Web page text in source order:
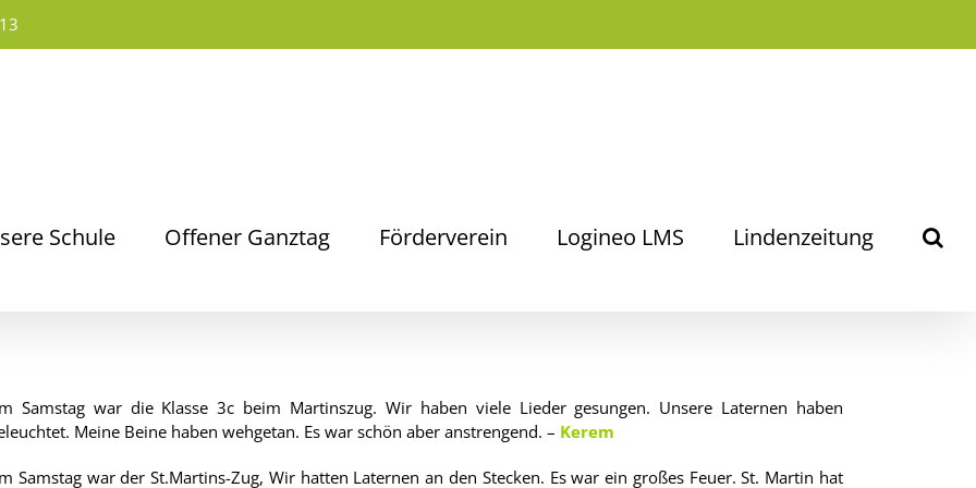
Schule Offener Ganztag Förderverein Logineo LMS Lindenzeitung
Samstag war die Klasse 3c beim Martinszug. Wir haben viele Lieder gesungen. Unsere Laternen haben
Meine Beine haben wehgetan. Es war schön aber anstrengend. – Kerem
Samstag war der St.Martins-Zug, Wir hatten Laternen an den Stecken. Es war ein großes Feuer. St. Martin hat